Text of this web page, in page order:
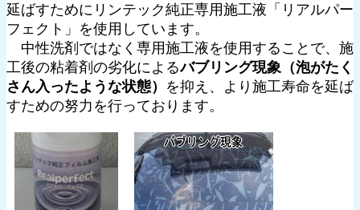
延ばすためにリンテック純正専用施工液「リアルパー
フェクト」を使用しています。
中性洗剤ではなく専用施工液を使用することで、施
工後の粘着剤の劣化によるバブリング現象（泡がたく
さん入ったような状態） を抑え、より施工寿命を延ば
すための努力を行っております。